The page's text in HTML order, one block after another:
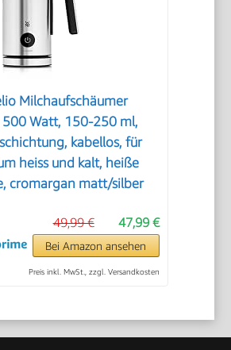
Milchaufschäumer
500 Watt, 150-250 ml,
kabellos, für
heiss und kalt, heiße
cromargan matt/silber
47,99 €
49,99 €
Bei Amazon ansehen
Preis inkl. MwSt., zzgl. Versandkosten